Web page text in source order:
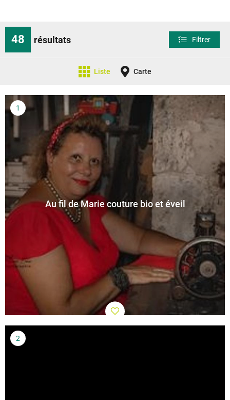
48 résultats Filtrer
Liste Carte
Au fil de Marie couture bio et éveil